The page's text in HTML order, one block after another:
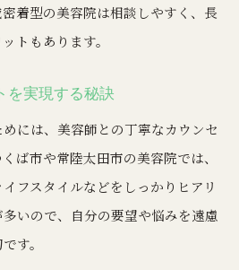
賢く利用するためのポイント
で選ぶ美容院活用術
仕上がりを両立させる工夫
ランを活用する選び方
知っておきたい美容院活用法
パフォーマンスを上げる秘訣
着型の美容院は相談しやすく、長
トもあります。
を実現する秘訣
には、美容師との丁寧なカウンセ
ば市や常陸太田市の美容院では、
フスタイルなどをしっかりヒアリ
いので、自分の要望や悩みを遠慮
す。